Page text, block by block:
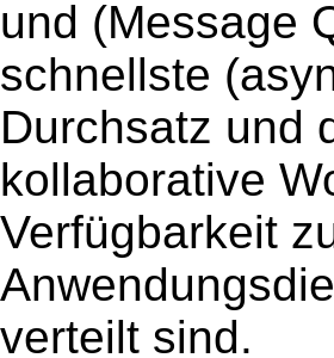
und (Message
schnellste
Durchsatz und
kollaborative
Verfügbarkeit
verteilt sind.